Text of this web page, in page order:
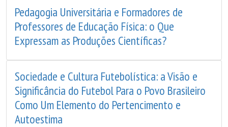
Pedagogia Universitária e Formadores de
Professores de Educação Física: o Que
Expressam as Produções Científicas?
Sociedade e Cultura Futebolística: a Visão e
Significância do Futebol Para o Povo Brasileiro
Como Um Elemento do Pertencimento e
Autoestima